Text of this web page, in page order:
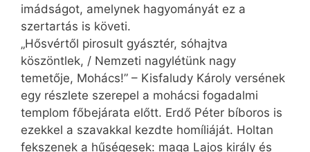
imádságot, amelynek hagyományát ez a
szertartás is követi.
„Hősvértől pirosult gyásztér, sóhajtva
köszöntlek, / Nemzeti nagylétünk nagy
temetője, Mohács!” – Kisfaludy Károly versének
egy részlete szerepel a mohácsi fogadalmi
templom főbejárata előtt. Erdő Péter bíboros is
ezekkel a szavakkal kezdte homíliáját. Holtan
fekszenek a hűségesek: maga Lajos király és